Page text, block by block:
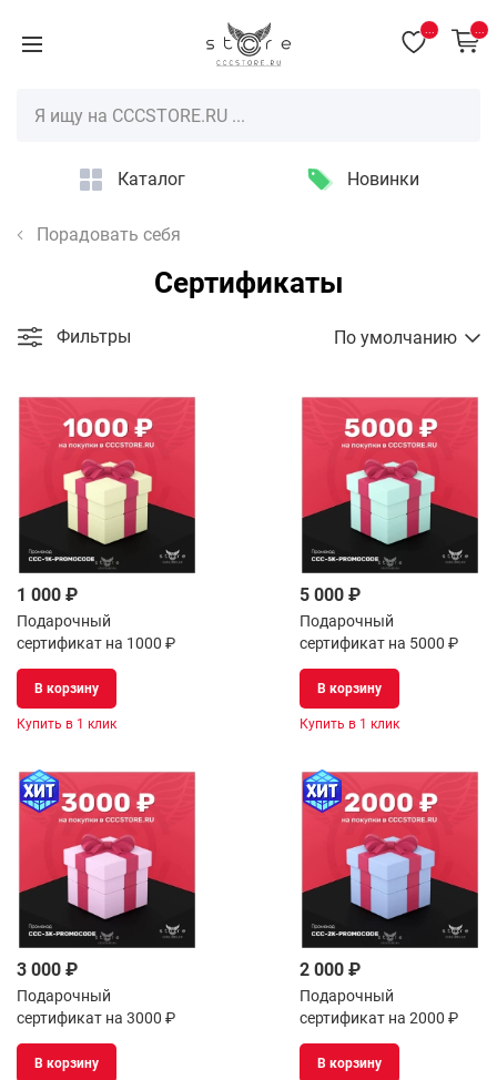
Каталог Новинки
Порадовать себя
Сертификаты
Фильтры По умолчанию
1 000 ₽
Подарочный
сертификат на 1000 ₽
В корзину
Купить в 1 клик
5 000 ₽
Подарочный
сертификат на 5000 ₽
В корзину
Купить в 1 клик
3 000 ₽
Подарочный
сертификат на 3000 ₽
В корзину
2 000 ₽
Подарочный
сертификат на 2000 ₽
В корзину